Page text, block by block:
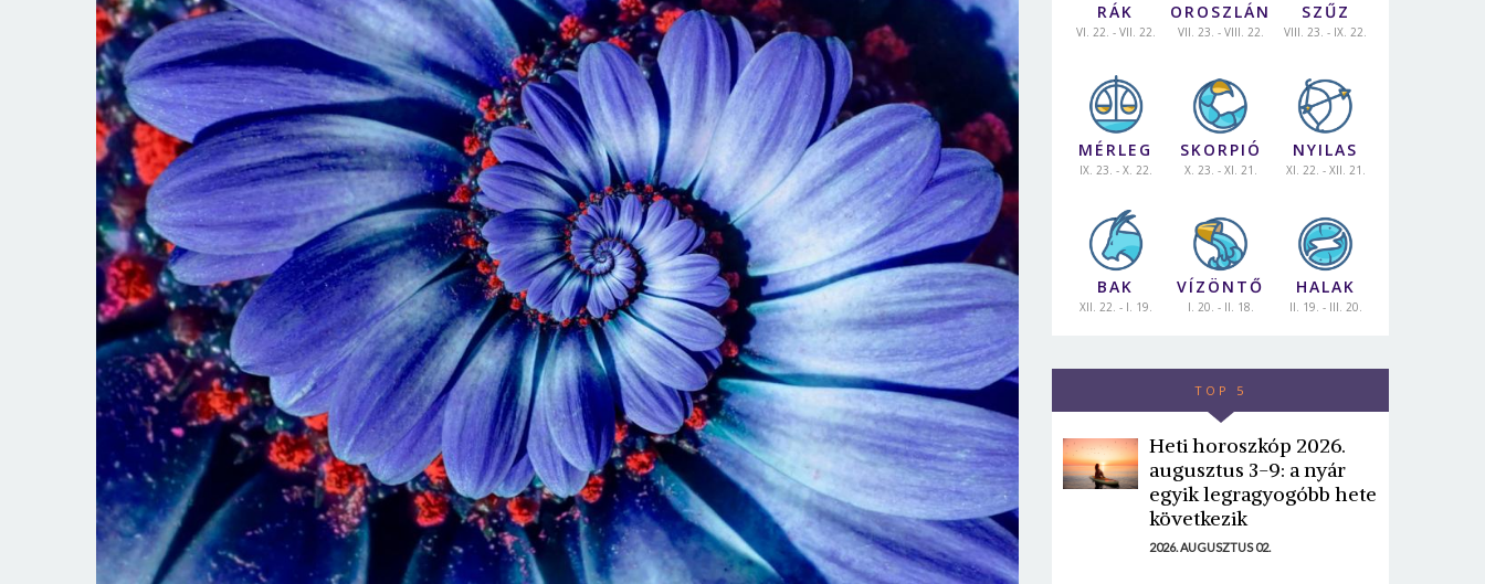
RÁK
VI. 22. - VII. 22.
OROSZLÁN
VII. 23. - VIII. 22.
SZŰZ
VIII. 23. - IX. 22.
MÉRLEG
IX. 23. - X. 22.
SKORPIÓ
X. 23. - XI. 21.
NYILAS
XI. 22. - XII. 21.
BAK
XII. 22. - I. 19.
VÍZÖNTŐ
I. 20. - II. 18.
HALAK
II. 19. - III. 20.
TOP 5
Heti horoszkóp 2026.
augusztus 3-9: a nyár
egyik legragyogóbb hete
következik
2026. AUGUSZTUS 02.